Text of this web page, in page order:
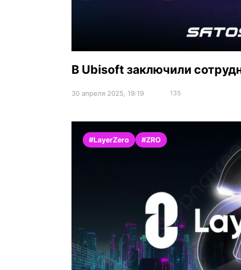
В Ubisoft заключили
30 апреля 2025, 19:19 135
#LayerZero #ZRO